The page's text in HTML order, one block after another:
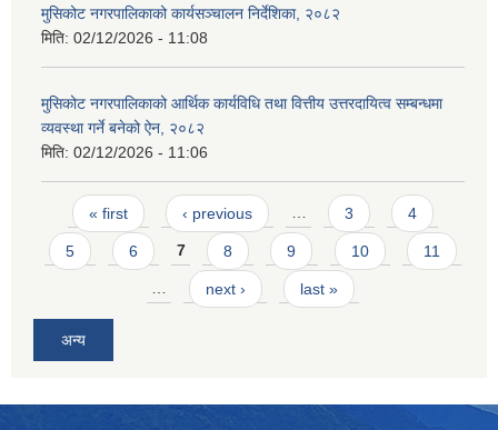
मुसिकोट नगरपालिकाको कार्यसञ्चालन निर्देशिका, २०८२
मिति: 02/12/2026 - 11:08
मुसिकोट नगरपालिकाको आर्थिक कार्यविधि तथा वित्तीय उत्तरदायित्व सम्बन्धमा
व्यवस्था गर्ने बनेको ऐन, २०८२
मिति: 02/12/2026 - 11:06
Pages
« first ‹ previous … 3 4
5 6 7 8 9 10 11
… next › last »
अन्य